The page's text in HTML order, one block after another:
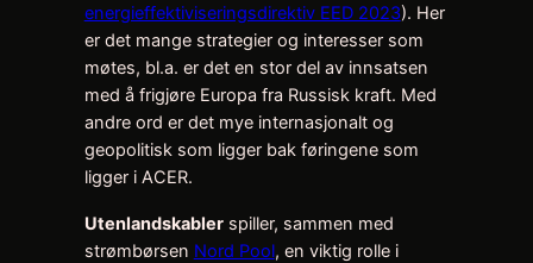
energieffektiviseringsdirektiv EED 2023). Her
er det mange strategier og interesser som
møtes, bl.a. er det en stor del av innsatsen
med å frigjøre Europa fra Russisk kraft. Med
andre ord er det mye internasjonalt og
geopolitisk som ligger bak føringene som
ligger i ACER.
Utenlandskablerspiller, sammen med
strømbørsen Nord Pool, en viktig rolle i